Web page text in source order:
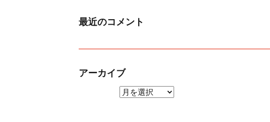
最近のコメント
アーカイブ